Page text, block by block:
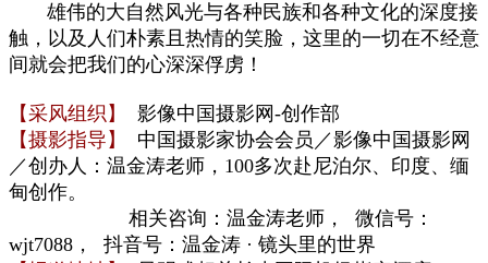
雄伟的大自然风光与各种民族和各种文化的深度接
触，以及人们朴素且热情的笑脸，这里的一切在不经意
间就会把我们的心深深俘虏！
【采风组织】 影像中国摄影网-创作部
【摄影指导】
中国摄影家协会会员／影像中国摄影网
／创办人：温金涛老师， 100多次赴尼泊尔、印度、缅
甸创作。
相关咨询：温金涛老师， 微信号：
wjt7088， 抖音号：温金涛 · 镜头里的世界